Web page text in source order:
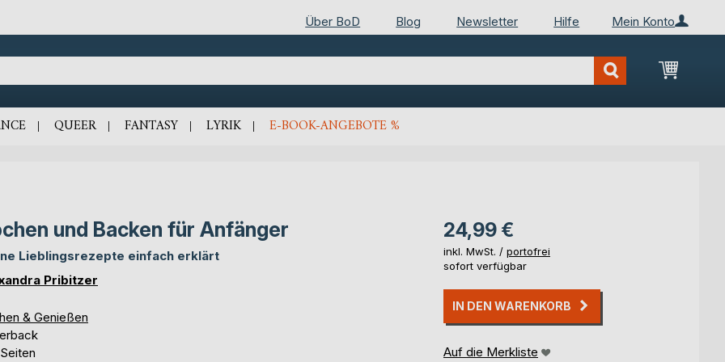
Mein Konto
Über BoD Blog Newsletter Hilfe
Mein
QUEER FANTASY LYRIK E-BOOK-ANGEBOTE %
und Backen für Anfänger
Lieblingsrezepte einfach erklärt
Pribitzer
& Genießen
24,99 €
inkl. MwSt. / portofrei
sofort verfügbar
IN DEN WARENKORB
Auf die Merkliste